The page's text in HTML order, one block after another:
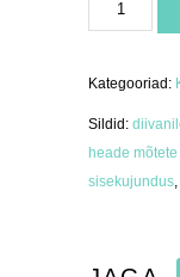
sõnumiga
padi
Kategooriad:
Sildid:
heade
sisekujundus,